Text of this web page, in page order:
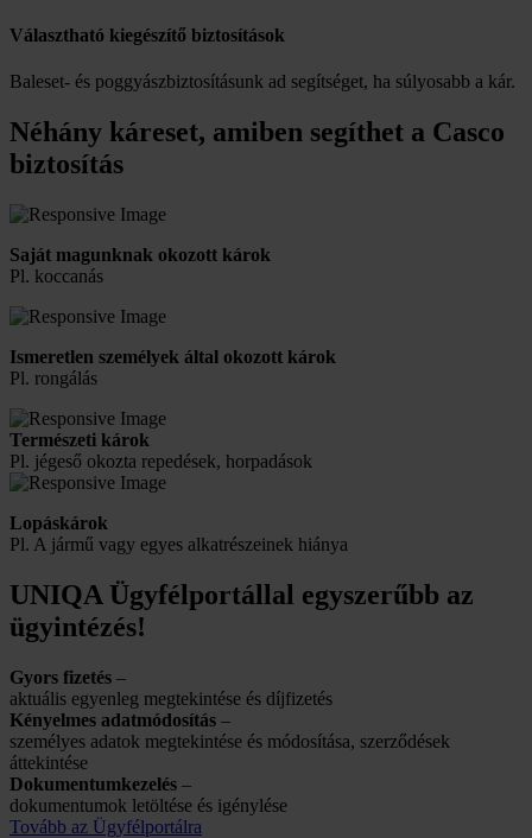
Választható kiegészítő biztosítások
Baleset- és poggyászbiztosításunk ad segítséget, ha súlyosabb a kár.
Néhány káreset, amiben segíthet a Casco
biztosítás
Saját magunknak okozott károk
Pl. koccanás
Ismeretlen személyek által okozott károk
Pl. rongálás
Természeti károk
Pl. jégeső okozta repedések, horpadások
Lopáskárok
Pl. A jármű vagy egyes alkatrészeinek hiánya
UNIQA Ügyfélportállal egyszerűbb az
ügyintézés!
Gyors fizetés –
aktuális egyenleg megtekintése és díjfizetés
Kényelmes adatmódosítás –
személyes adatok megtekintése és módosítása, szerződések
áttekintése
Dokumentumkezelés –
dokumentumok letöltése és igénylése
Tovább az Ügyfélportálra